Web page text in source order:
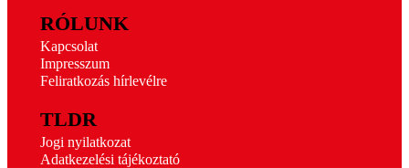
RÓLUNK
Kapcsolat
Impresszum
Feliratkozás hírlevélre
TLDR
Jogi nyilatkozat
Adatkezelési tájékoztató